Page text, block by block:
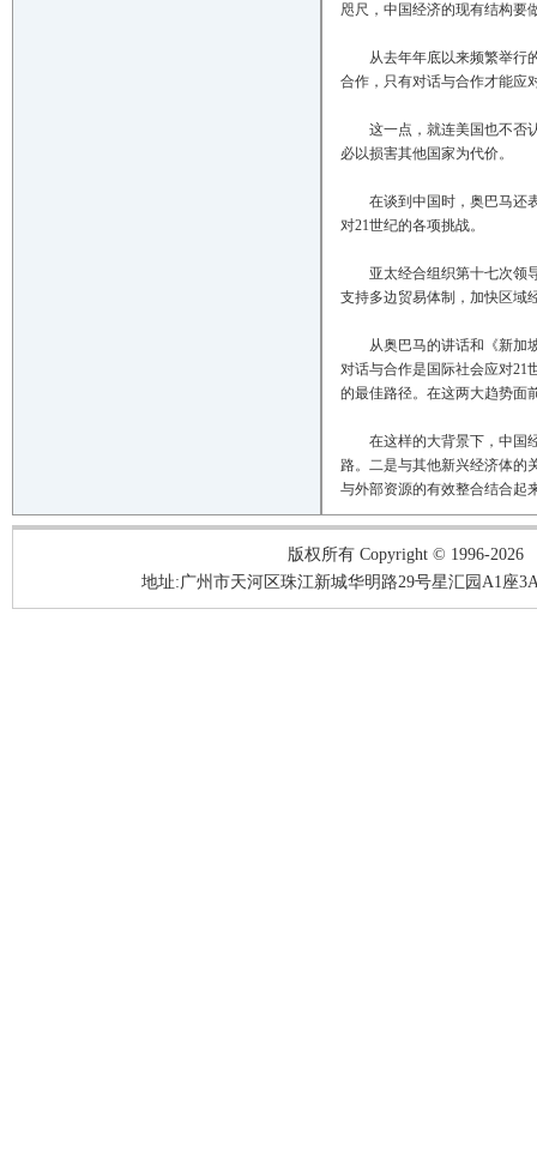
咫尺，中国经济的现有结构要
从去年年底以来频繁举行的
合作，只有对话与合作才能应
这一点，就连美国也不否认
必以损害其他国家为代价。
在谈到中国时，奥巴马还表
对21世纪的各项挑战。
亚太经合组织第十七次领导
支持多边贸易体制，加快区域
从奥巴马的讲话和《新加坡
对话与合作是国际社会应对21
的最佳路径。在这两大趋势面
在这样的大背景下，中国经
路。二是与其他新兴经济体的
与外部资源的有效整合结合起
版权所有 Copyright © 1996-2026
地址:广州市天河区珠江新城华明路29号星汇园A1座